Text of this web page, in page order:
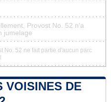
Provost No. 52 n'a
jumelage
No. 52 ne fait partie d'aucun parc
VOISINES DE